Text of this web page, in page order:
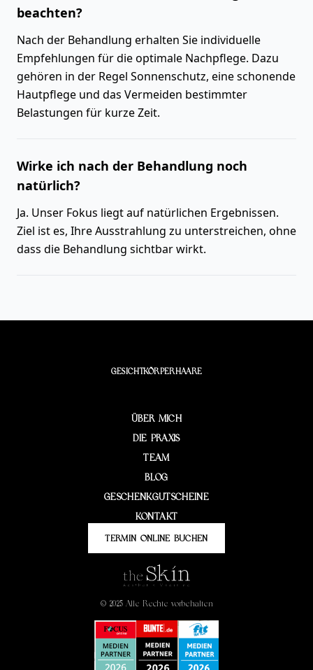
beachten?
Nach der Behandlung erhalten Sie individuelle
Empfehlungen für die optimale Nachpflege. Dazu
gehören in der Regel Sonnenschutz, eine schonende
Hautpflege und das Vermeiden bestimmter
Belastungen für kurze Zeit.
Wirke ich nach der Behandlung noch
natürlich?
Ja. Unser Fokus liegt auf natürlichen Ergebnissen.
Ziel ist es, Ihre Ausstrahlung zu unterstreichen, ohne
dass die Behandlung sichtbar wirkt.
GESICHTKÖRPERHAARE
ÜBER MICH
DIE PRAXIS
TEAM
BLOG
GESCHENKGUTSCHEINE
KONTAKT
TERMIN ONLINE BUCHEN
© 2025 Alle Rechte vorbehalten